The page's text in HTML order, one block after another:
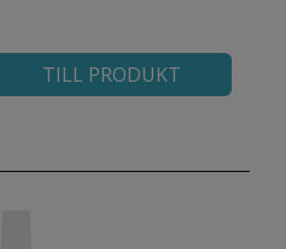
TILL PRODUKT